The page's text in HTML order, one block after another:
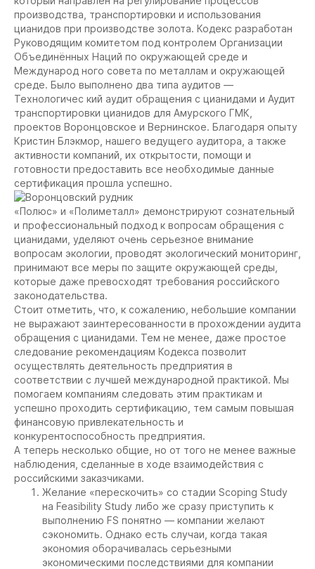
производства, транспортировки и использования
цианидов при производстве золота. Кодекс разработан
Руководящим комитетом под контролем Организации
Объединённых Наций по окружающей среде и
Международ ного совета по металлам и окружающей
среде. Было выполнено два типа аудитов —
Технологичес кий аудит обращения с цианидами и Аудит
транспортировки цианидов для Амурского ГМК,
проектов Воронцовское и Вернинское. Благодаря опыту
Кристин Блэкмор, нашего ведущего аудитора, а также
активности компаний, их открытости, помощи и
готовности предоставить все необходимые данные
сертификация прошла успешно.
«Полюс» и «Полиметалл» демонстрируют сознательный
и профессиональный подход к вопросам обращения с
цианидами, уделяют очень серьезное внимание
вопросам экологии, проводят экологический мониторинг,
принимают все меры по защите окружающей среды,
которые даже превосходят требования российского
законодательства.
Стоит отметить, что, к сожалению, небольшие компании
не выражают заинтересованности в прохождении аудита
обращения с цианидами. Тем не менее, даже простое
следование рекомендациям Кодекса позволит
осуществлять деятельность предприятия в
соответствии с лучшей международной практикой. Мы
помогаем компаниям следовать этим практикам и
успешно проходить сертификацию, тем самым повышая
финансовую привлекательность и
конкурентоспособность предприятия.
А теперь несколько общие, но от того не менее важные
наблюдения, сделанные в ходе взаимодействия с
российскими заказчиками.
Желание «перескочить» со стадии Scoping Study
на Feasibility Study либо же сразу приступить к
выполнению FS понятно — компании желают
сэкономить. Однако есть случаи, когда такая
экономия оборачивалась серьезными
экономическими последствиями для компании